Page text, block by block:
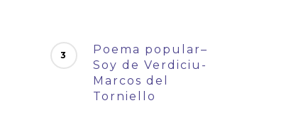
Poema popular–
Soy de Verdiciu-
Marcos del
Torniello